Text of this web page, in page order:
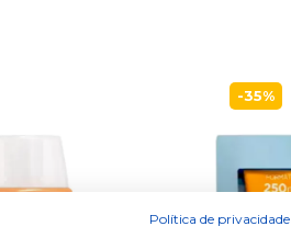
-35%
Política de privacidade